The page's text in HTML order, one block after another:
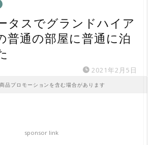
タスでグランドハイア
普通の部屋に普通に泊
2021年2月5日
品プロモーションを含む場合があります
sponsor link